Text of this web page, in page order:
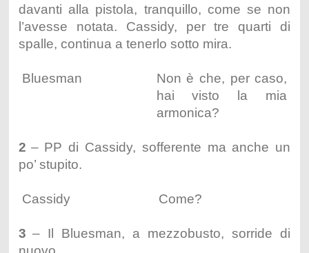
davanti alla pistola, tranquillo, come se non
l’avesse notata. Cassidy, per tre quarti di
spalle, continua a tenerlo sotto mira.
Bluesman
Non è che, per caso,
hai visto la mia
armonica?
2 – PP di Cassidy, sofferente ma anche un
po’ stupito.
Cassidy Come?
3 – Il Bluesman, a mezzobusto, sorride di